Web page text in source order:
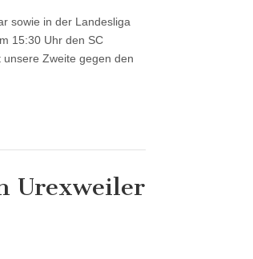
sowie in der Landesliga
15:30 Uhr den SC
Zweite gegen den
Urexweiler